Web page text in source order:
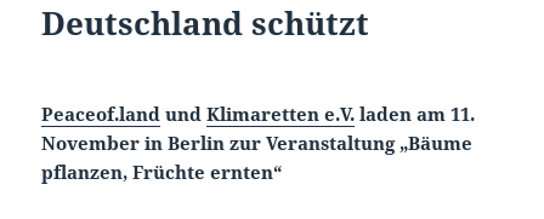
Deutschland schützt
Peaceof.land undKlimaretten e.V. laden am 11.
November in Berlin zur Veranstaltung „Bäume
pflanzen, Früchte ernten“